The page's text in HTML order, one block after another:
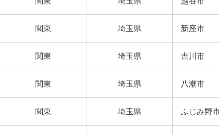
関東 埼玉県 新座市
関東 埼玉県 吉川市
関東 埼玉県 八潮市
関東 埼玉県 ふじみ野